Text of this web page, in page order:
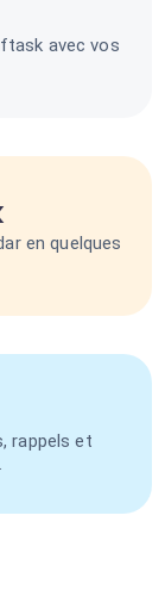
avec vos
en quelques
rappels et